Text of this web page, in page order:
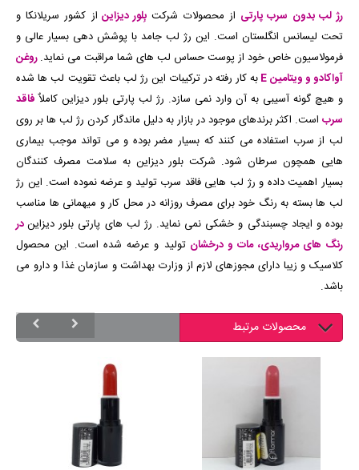
رژ لب بدون سرب پارتی از محصولات شرکت بِلور دیزاین از کشور سریلانکا و
تحت لیسانس انگلستان است. این رژ لب جامد با پوشش دهی بسیار عالی و
فرمولاسیون خاص خود از پوست حساس لب های شما مراقبت می نماید.روغن
آواکادو و ویتامین E
به کار رفته در ترکیبات این رژ لب باعث تقویت لب ها شده
و هیچ گونه آسیبی به آن وارد نمی سازد. رژ لب پارتی بلور دیزاین کاملاٌفاقد
سرب است. اکثر برندهای موجود در بازار به دلیل ماندگار کردن رژ لب ها بر روی
لب از سرب استفاده می کنند که بسیار مضر بوده و می تواند موجب بیماری
هایی همچون سرطان شود. شرکت بلور دیزاین به سلامت مصرف کنندگان
بسیار اهمیت داده و رژ لب هایی فاقد سرب تولید و عرضه نموده است. این رژ
لب ها بسته به رنگ خود برای مصرف روزانه در محل کار و میهمانی ها مناسب
بوده و ایجاد چسبندگی و خشکی نمی نماید. رژ لب های پارتی بلور دیزایندر
رنگ های مرواریدی، مات و درخشانتولید و عرضه شده است. این محصول
کلاسیک و زیبا دارای مجوزهای لازم از وزارت بهداشت و سازمان غذا و دارو می
باشد.
محصولات مرتبط